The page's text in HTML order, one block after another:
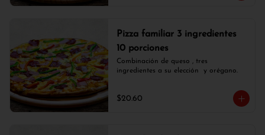
Pizza familiar 3 ingredientes
10 porciones
Combinación de queso , tres
ingredientes a su elección  y orégano.
$20.60